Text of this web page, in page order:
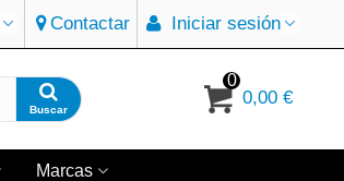
Contactar Iniciar sesión
Buscar
0
0,00 €
Marcas